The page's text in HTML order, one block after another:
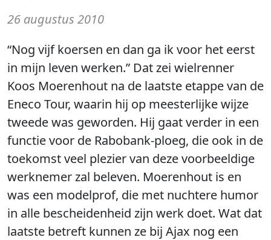
26 augustus 2010
“Nog vijf koersen en dan ga ik voor het eerst
in mijn leven werken.” Dat zei wielrenner
Koos Moerenhout na de laatste etappe van de
Eneco Tour, waarin hij op meesterlijke wijze
tweede was geworden. Hij gaat verder in een
functie voor de Rabobank-ploeg, die ook in de
toekomst veel plezier van deze voorbeeldige
werknemer zal beleven. Moerenhout is en
was een modelprof, die met nuchtere humor
in alle bescheidenheid zijn werk doet. Wat dat
laatste betreft kunnen ze bij Ajax nog een